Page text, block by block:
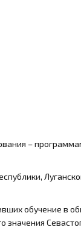
–
обучение в
значения